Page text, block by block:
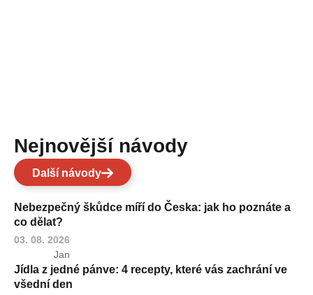
Nejnovější návody
Další návody
Nebezpečný škůdce míří do Česka: jak ho poznáte a
co dělat?
03. 08. 2026
Jan
Jídla z jedné pánve: 4 recepty, které vás zachrání ve
všední den